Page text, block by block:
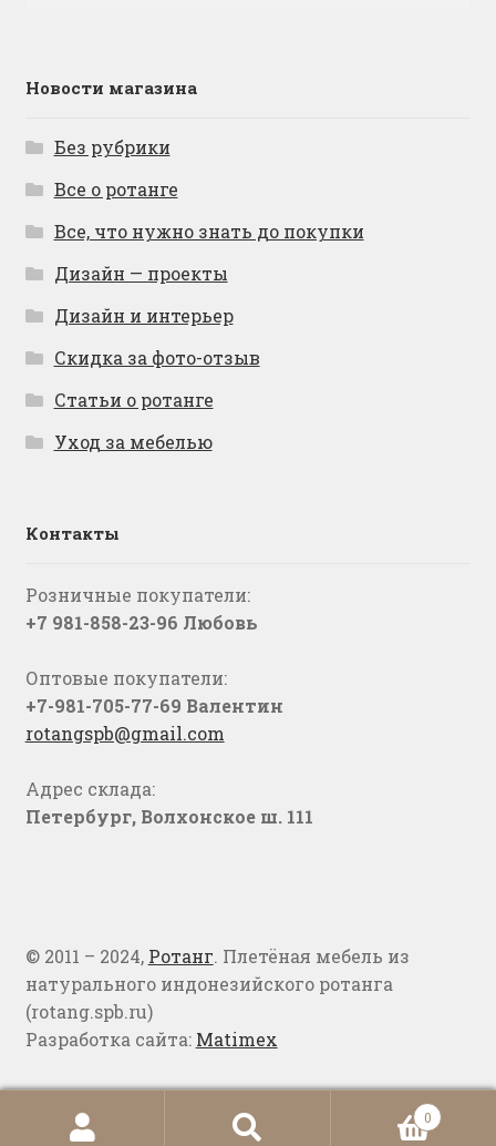
Новости магазина
Без рубрики
Все о ротанге
Все, что нужно знать до покупки
Дизайн — проекты
Дизайн и интерьер
Скидка за фото-отзыв
Статьи о ротанге
Уход за мебелью
Контакты
Розничные покупатели:
+7 981-858-23-96 Любовь
Оптовые покупатели:
+7-981-705-77-69 Валентин
rotangspb@gmail.com
Адрес склада:
Петербург, Волхонское ш. 111
© 2011 – 2024, Ротанг. Плетёная мебель из
натурального индонезийского ротанга
(rotang.spb.ru)
Разработка сайта: Matimex
Искать:
0